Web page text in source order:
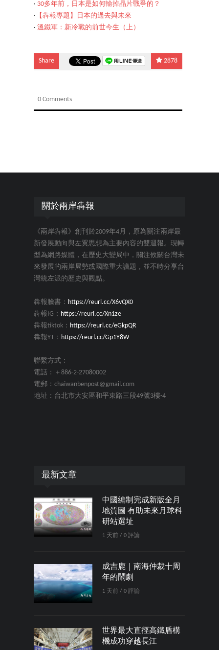
‧ 30多年前，日本是如何輸掉晶片戰爭的？
‧ 【犇報專題】日本的過去與未來
‧ 溫鐵軍：新冷戰的前世今生（上）
Share 2878
0 Comments
關於兩岸犇報
《兩岸犇報》創刊於2009年4月，原為關注兩岸最
新發展動向與左翼思想為主要內容的雙週報。現轉
型為網路媒體，在歷史大變局中，關注攸關台灣未
來發展的兩岸局勢或國際重大議題，並不時分享台
灣統左派的歷史與觀點。
犇報臉書： https://reurl.cc/X6vQX0
犇報IG： https://reurl.cc/Xn1ze
犇報tiktok： https://reurl.cc/eGkpQR
犇報YT： https://reurl.cc/Gp1Y8W
聯繫方式：
電話：＋886-2-27080002
電郵：chaiwanbenpost@gmail.com
地址：台北市大安區和平東路三段49號3樓-4
最新文章
中國編制完成新版全月
地質圖 有助未來月球科
研站選址
1 天前 / 0 評論
成吉鹿｜南海仲裁十周
年的鬧劇
1 天前 / 0 評論
世界最大直徑高鐵盾構
機成功穿越長江